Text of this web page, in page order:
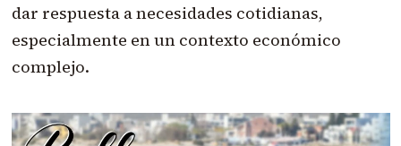
dar respuesta a necesidades cotidianas,
especialmente en un contexto económico
complejo.